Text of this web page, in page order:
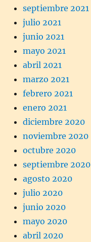
septiembre 2021
julio 2021
junio 2021
mayo 2021
abril 2021
marzo 2021
febrero 2021
enero 2021
diciembre 2020
noviembre 2020
octubre 2020
septiembre 2020
agosto 2020
julio 2020
junio 2020
mayo 2020
abril 2020